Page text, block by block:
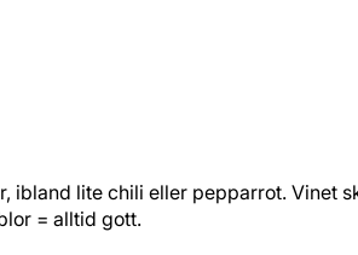
lite chili eller pepparrot. Vinet
= alltid gott.